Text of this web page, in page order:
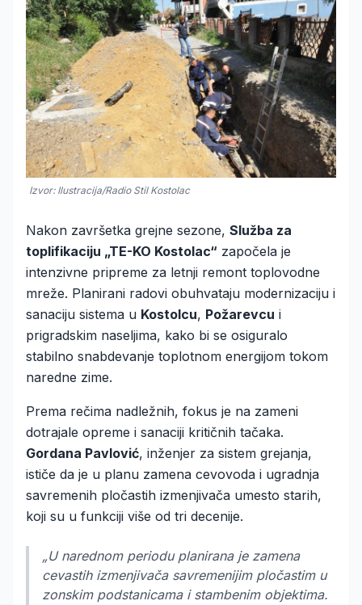
Izvor: Ilustracija/Radio Stil Kostolac
Nakon završetka grejne sezone, Služba za
toplifikaciju „TE-KO Kostolac“ započela je
intenzivne pripreme za letnji remont toplovodne
mreže. Planirani radovi obuhvataju modernizaciju i
sanaciju sistema u Kostolcu, Požarevcu i
prigradskim naseljima, kako bi se osiguralo
stabilno snabdevanje toplotnom energijom tokom
naredne zime.
Prema rečima nadležnih, fokus je na zameni
dotrajale opreme i sanaciji kritičnih tačaka.
Gordana Pavlović, inženjer za sistem grejanja,
ističe da je u planu zamena cevovoda i ugradnja
savremenih pločastih izmenjivača umesto starih,
koji su u funkciji više od tri decenije.
„U narednom periodu planirana je zamena
cevastih izmenjivača savremenijim pločastim u
zonskim podstanicama i stambenim objektima.